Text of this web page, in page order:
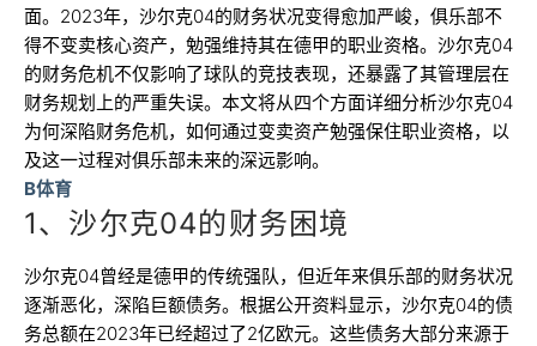
面。2023年，沙尔克04的财务状况变得愈加严峻，俱乐部不
得不变卖核心资产，勉强维持其在德甲的职业资格。沙尔克04
的财务危机不仅影响了球队的竞技表现，还暴露了其管理层在
财务规划上的严重失误。本文将从四个方面详细分析沙尔克04
为何深陷财务危机，如何通过变卖资产勉强保住职业资格，以
及这一过程对俱乐部未来的深远影响。
B体育
1、沙尔克04的财务困境
沙尔克04曾经是德甲的传统强队，但近年来俱乐部的财务状况
逐渐恶化，深陷巨额债务。根据公开资料显示，沙尔克04的债
务总额在2023年已经超过了2亿欧元。这些债务大部分来源于